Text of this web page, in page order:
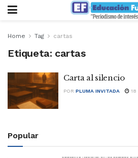
Home Tag cartas
Etiqueta: cartas
Carta al silencio
POR PLUMA INVITADA 18
Popular